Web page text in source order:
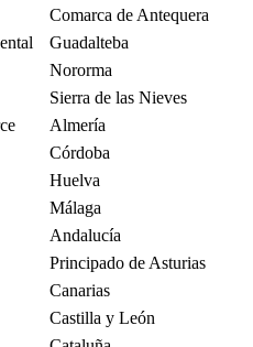
Comarca de Antequera
Guadalteba
Nororma
Sierra de las Nieves
Almería
Córdoba
Huelva
Málaga
Andalucía
Principado de Asturias
Canarias
Castilla y León